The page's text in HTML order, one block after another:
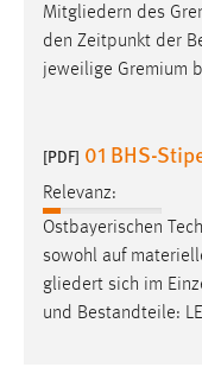
Mitgliedern des
den Zeitpunkt der
jeweilige Gremium
[PDF] 01 BHS-
Relevanz:
Ostbayerischen
sowohl auf
gliedert sich im
und Bestandteile: